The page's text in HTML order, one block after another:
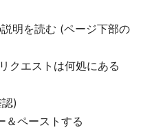
明を読む (ページ下部の
クエストは何処にある
)
ペーストする